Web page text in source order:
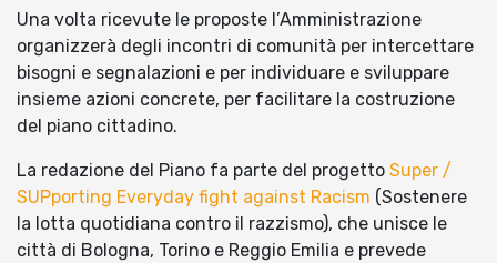
Una volta ricevute le proposte l’Amministrazione
organizzerà degli incontri di comunità per intercettare
bisogni e segnalazioni e per individuare e sviluppare
insieme azioni concrete, per facilitare la costruzione
del piano cittadino.
La redazione del Piano fa parte del progetto Super /
SUPporting Everyday fight against Racism (Sostenere
la lotta quotidiana contro il razzismo), che unisce le
città di Bologna, Torino e Reggio Emilia e prevede